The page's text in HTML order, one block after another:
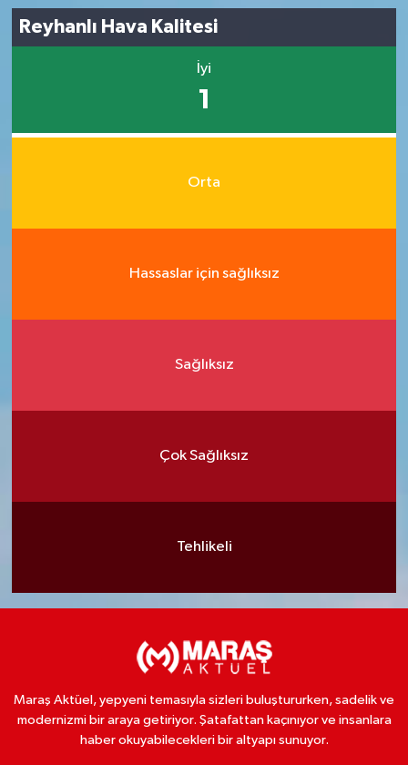
Reyhanlı Hava Kalitesi
İyi
1
Orta
Hassaslar için sağlıksız
Sağlıksız
Çok Sağlıksız
Tehlikeli
Maraş Aktüel, yepyeni temasıyla sizleri buluştururken, sadelik ve
modernizmi bir araya getiriyor. Şatafattan kaçınıyor ve insanlara
haber okuyabilecekleri bir altyapı sunuyor.